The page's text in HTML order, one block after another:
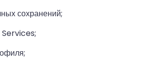
сохранений;